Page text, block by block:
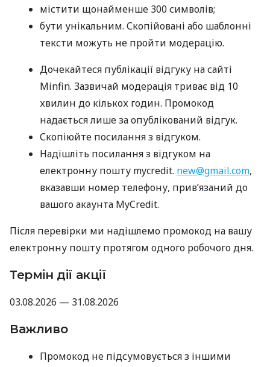
містити щонайменше 300 символів;
бути унікальним. Скопійовані або шаблонні
тексти можуть не пройти модерацію.
Дочекайтеся публікації відгуку на сайті
Minfin. Зазвичай модерація триває від 10
хвилин до кількох годин. Промокод
надається лише за опублікований відгук.
Скопіюйте посилання з відгуком.
Надішліть посилання з відгуком на
електронну пошту mycredit. new@gmail.com,
вказавши номер телефону, прив’язаний до
вашого акаунта MyCredit.
Після перевірки ми надішлемо промокод на вашу
електронну пошту протягом одного робочого дня.
Термін дії акції
03.08.2026 — 31.08.2026
Важливо
Промокод не підсумовується з іншими